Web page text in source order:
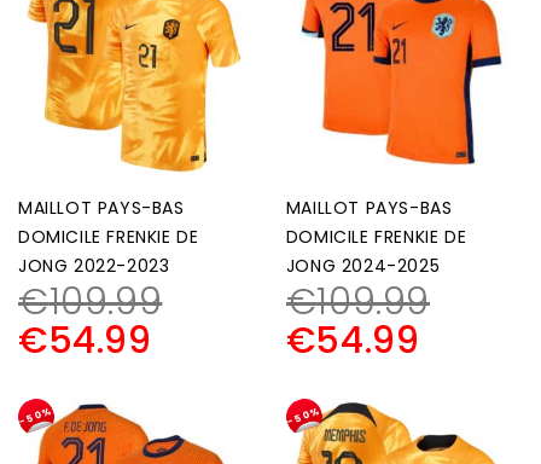
MAILLOT PAYS-BAS
DOMICILE FRENKIE DE
JONG 2022-2023
€109.99
€54.99
MAILLOT PAYS-BAS
DOMICILE FRENKIE DE
JONG 2024-2025
€109.99
€54.99
-50% -50%